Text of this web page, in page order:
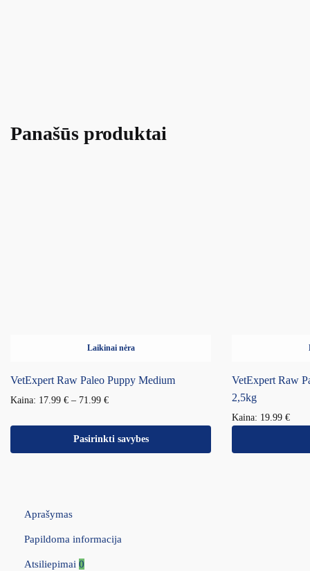
Panašūs produktai
Laikinai nėra
VetExpert Raw Paleo Puppy Medium
Kaina: 17.99 € – 71.99 €
Pasirinkti savybes
VetExpert Raw
2,5kg
Kaina: 19.99 €
Aprašymas
Papildoma informacija
Atsiliepimai 0